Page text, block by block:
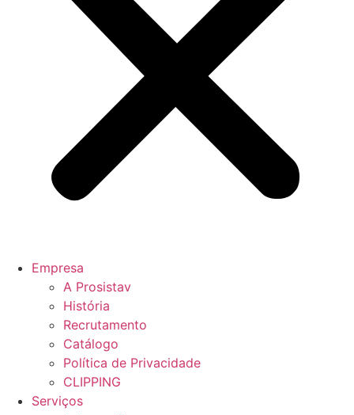
Empresa
A Prosistav
História
Recrutamento
Catálogo
Política de Privacidade
CLIPPING
Serviços